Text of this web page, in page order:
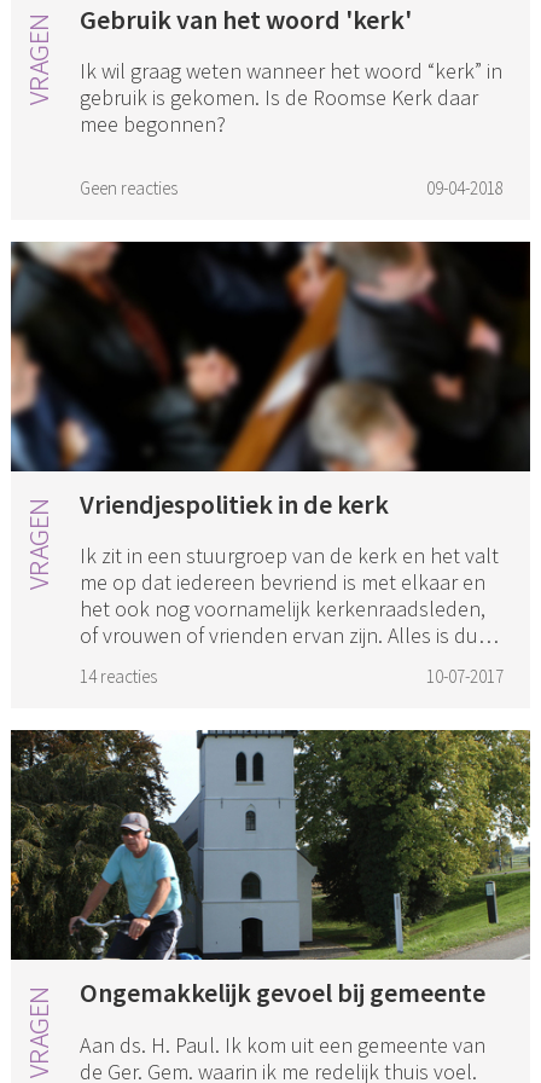
Gebruik van het woord 'kerk'
Ik wil graag weten wanneer het woord “kerk” in
gebruik is gekomen. Is de Roomse Kerk daar
mee begonnen?
Geen reacties 09-04-2018
Vriendjespolitiek in de kerk
Ik zit in een stuurgroep van de kerk en het valt
me op dat iedereen bevriend is met elkaar en
het ook nog voornamelijk kerkenraadsleden,
of vrouwen of vrienden ervan zijn. Alles is dus
14 reacties 10-07-2017
Ongemakkelijk gevoel bij gemeente
Aan ds. H. Paul. Ik kom uit een gemeente van
de Ger. Gem. waarin ik me redelijk thuis voel.